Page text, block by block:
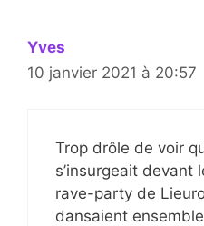
Yves
10 janvier 2021 à 20:57
Trop drôle de voir
s’insurgeait devant
rave-party de
dansaient